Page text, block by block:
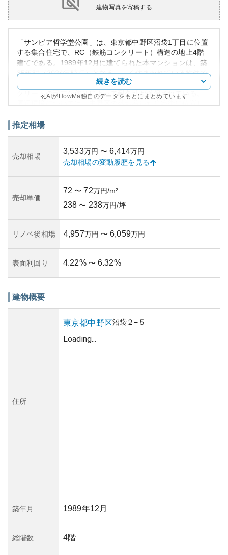
建物写真を寄稿する
「サンピア哲学堂公園」は、東京都中野区沼袋1丁目に位置
する集合住宅で、RC（鉄筋コンクリート）構造の地上4階
建てである。1989年12月に建てられた本マンションは、築
35年程（2024年時点）となる。長く住まわれている物件で
あるため、外観には時代を感じる部分もあるが、鉄筋コン
クリートの頑丈な作りによって耐久性が確保されている。
商業施設、公園などからのアクセスが良好であるため、住
資産性については、築年数が進んでいることや管理状況に
よるが、東京都内という立地条件からある程度の価値が保
証される傾向にある。しかし、新築や築浅物件に比べてリ
い。所有リスクとしては、管理状況の把握が肝心で、過去
の修繕履歴を確認し、管理組合の運営状況や積立金の状態
続きを読む
AIがHowMa独自のデータをもとにまとめています
推定相場
売却相場
3,533万円 〜 6,414万円
売却相場の変動履歴を見る
売却単価
72 〜 72万円/m²
238 〜 238万円/坪
リノベ後相場 4,957万円 〜 6,059万円
表面利回り 4.22% 〜 6.32%
建物概要
住所
東京都中野区沼袋２−５
Loading...
築年月 1989年12月
総階数 4階